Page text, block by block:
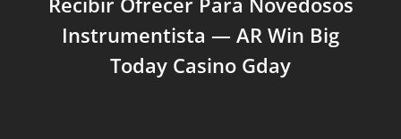
Instrumentista — AR Win Big
Today Casino Gday